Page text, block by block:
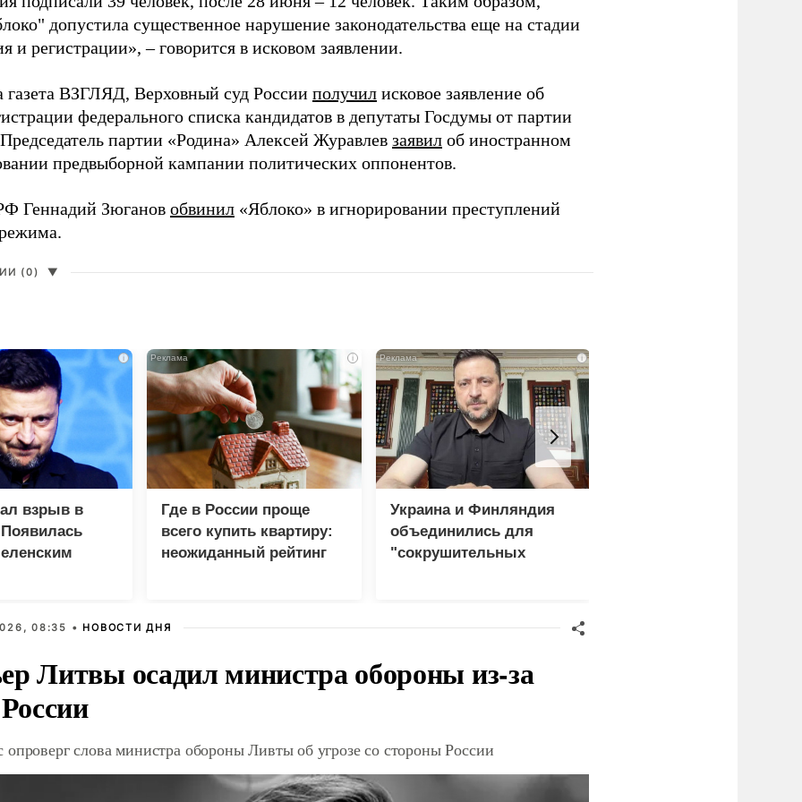
допустила существенное нарушение законодательства еще на стадии
и регистрации», – говорится в исковом заявлении.
газета ВЗГЛЯД, Верховный суд России получил исковое заявление об
федерального списка кандидатов в депутаты Госдумы от партии
партии «Родина» Алексей Журавлев заявил об иностранном
предвыборной кампании политических оппонентов.
Геннадий Зюганов обвинил «Яблоко» в игнорировании преступлений
(0) ▼
i
взрыв в
i
Где в России проще
всего купить квартиру:
неожиданный рейтинг
i
Украина и Финляндия
объединились для
"сокрушительных
08:35 • НОВОСТИ ДНЯ
Литвы осадил министра обороны из-за
слова министра обороны Ливты об угрозе со стороны России